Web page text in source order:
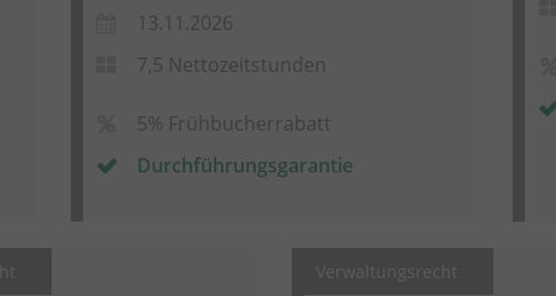
13.11.2026
7,5 Nettozeitstunden
5% Frühbucherrabatt
Durchführungsgarantie
Verwaltungsrecht